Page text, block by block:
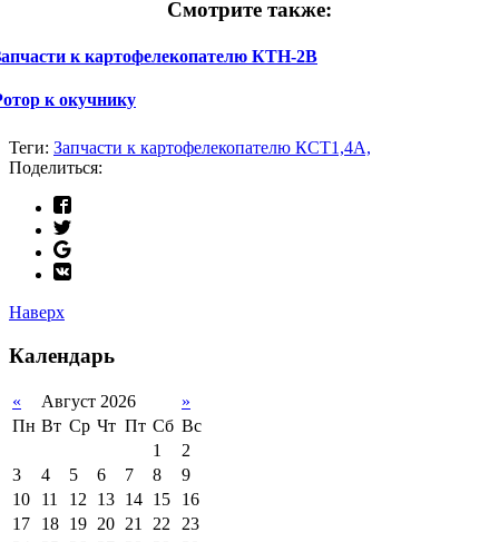
Смотрите также:
к картофелекопателю КТН-2В
к окучнику
Теги: Запчасти к картофелекопателю КСТ1,4А,
Поделиться:
Наверх
Календарь
« Август 2026
»
Пн Вт Ср Чт Пт Сб Вс
1
2
3
4 5 6 7 8
9
10
11 12 13 14 15
16
17
18 19 20 21 22 23